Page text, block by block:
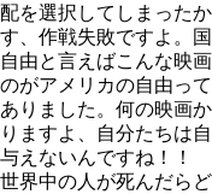
を選択してしまったか
、作戦失敗ですよ。国
由と言えばこんな映画
がアメリカの自由って
りました。何の映画か
ますよ、自分たちは自
えないんですね！！
界中の人が死んだらど